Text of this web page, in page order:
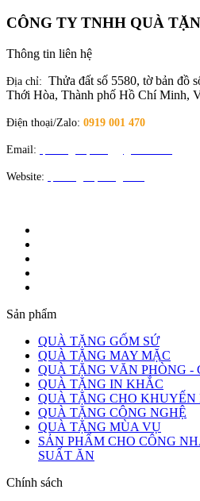
CÔNG TY TNHH QUÀ
Thông tin liên hệ
Địa chỉ: Thửa đất số 5580, tờ bản đồ
Thới Hòa, Thành phố Hồ Chí Minh,
Điện thoại/Zalo: 0919 001 470
Email:
Website:
Sản phẩm
QUÀ TẶNG GỐM SỨ
QUÀ TẶNG MAY MẶC
QUÀ TẶNG VĂN PHÒNG -
QUÀ TẶNG IN KHẮC
QUÀ TẶNG CHO KHUYẾN
QUÀ TẶNG CÔNG NGHỆ
QUÀ TẶNG MÙA VỤ
SẢN PHẨM CHO CÔNG
SUẤT ĂN
Chính sách